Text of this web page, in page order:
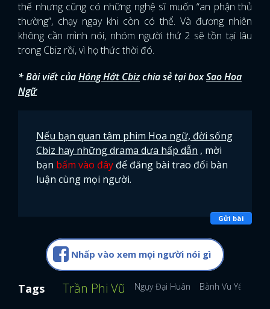
thế nhưng cũng có những nghệ sĩ muốn “an phận thủ
thường”, chạy ngay khi còn có thể. Và đương nhiên
không cần mình nói, nhóm người thứ 2 sẽ tồn tại lâu
trong Cbiz rồi, vì họ thức thời đó.
* Bài viết củaHóng Hớt Cbizchia sẻ tại boxSao Hoa
Ngữ
Nếu bạn quan tâm phim Hoa ngữ, đời sống
Cbiz hay những drama dưa hấp dẫn , mời
bạn bấm vào đây để đăng bài trao đổi bàn
luận cùng mọi người.
Gửi bài
Nhấp vào xem mọi người nói gì
Tags Trần Phi Vũ Ngụy Đại Huân Bành Vu Yến